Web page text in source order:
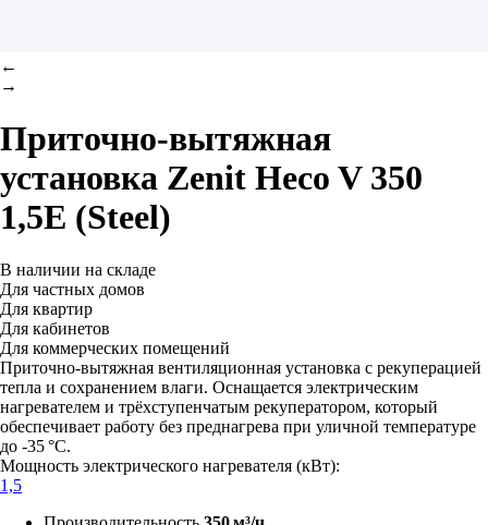
←
→
Приточно-вытяжная
установка Zenit Heco V 350
1,5E (Steel)
В наличии на складе
Для частных домов
Для квартир
Для кабинетов
Для коммерческих помещений
Приточно-вытяжная вентиляционная установка с рекуперацией
тепла и сохранением влаги. Оснащается электрическим
нагревателем и трёхступенчатым рекуператором, который
обеспечивает работу без преднагрева при уличной температуре
до -35 °C.
Мощность электрического нагревателя (кВт):
1,5